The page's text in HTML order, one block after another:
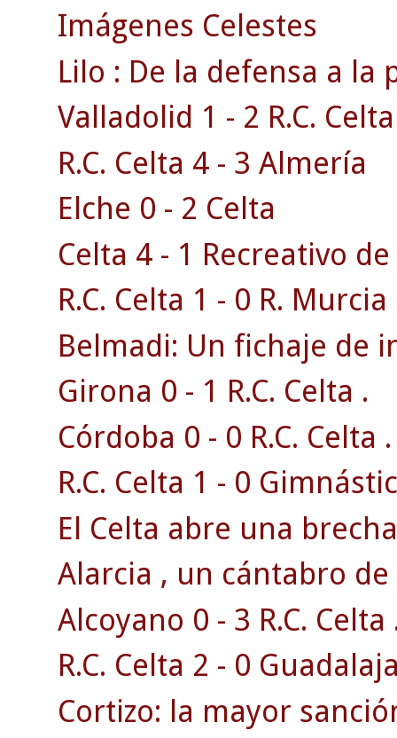
Imágenes Celestes
Lilo : De la defensa a la
Valladolid 1 - 2 R.C. Celta
R.C. Celta 4 - 3 Almería
Elche 0 - 2 Celta
Celta 4 - 1 Recreativo
R.C. Celta 1 - 0 R. Murcia
Belmadi: Un fichaje de
Girona 0 - 1 R.C. Celta .
Córdoba 0 - 0 R.C. Celta .
R.C. Celta 1 - 0 Gimnástic
El Celta abre una
Alarcia , un cántabro
Alcoyano 0 - 3 R.C. Celta
R.C. Celta 2 - 0
Cortizo: la mayor